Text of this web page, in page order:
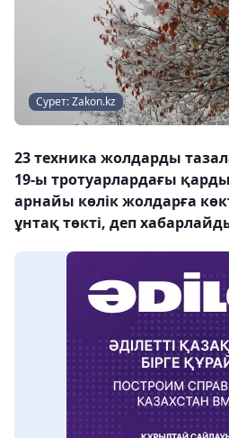
Сурет: Zakon.kz
23 техника жолдарды
19-ы тротуарлардағы
арнайы көлік жолдарға
ұнтақ төкті, деп